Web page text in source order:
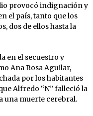
provocó indignación y
el país, tanto que los
dos de ellos hasta la
en el secuestro y
Ana Rosa Aguilar,
por los habitantes
Alfredo “N” falleció la
una muerte cerebral.